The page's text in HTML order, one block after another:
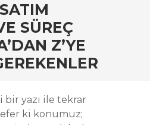
SÜREÇ
Z’YE
bir yazı ile tekrar
ki konumuz;